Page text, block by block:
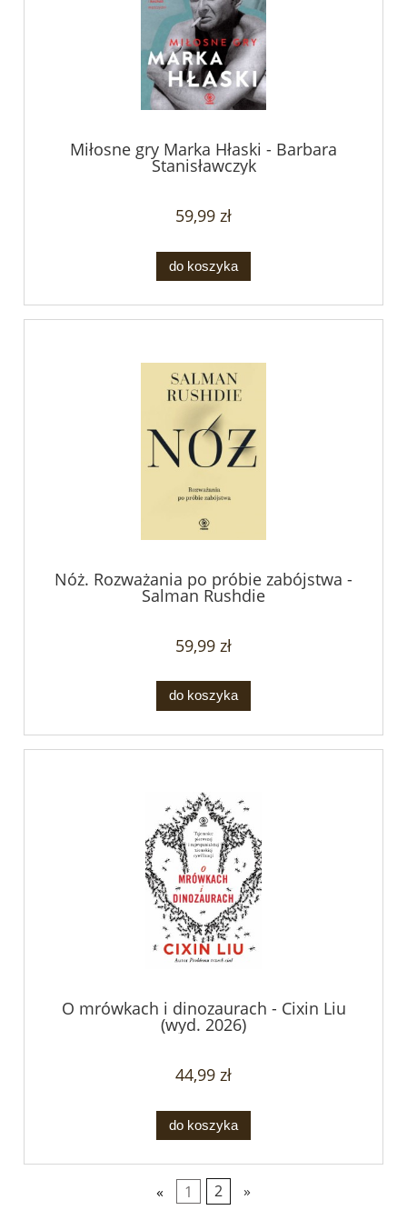
Miłosne gry Marka Hłaski - Barbara
Stanisławczyk
59,99 zł
do koszyka
Nóż. Rozważania po próbie zabójstwa -
Salman Rushdie
59,99 zł
do koszyka
O mrówkach i dinozaurach - Cixin Liu
(wyd. 2026)
44,99 zł
do koszyka
« 1 2 »